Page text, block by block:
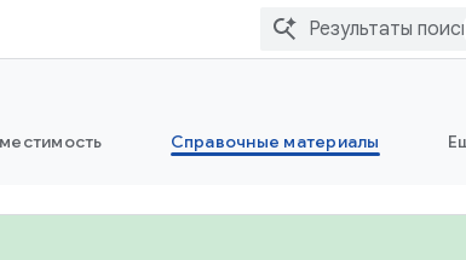
Справочные материалы